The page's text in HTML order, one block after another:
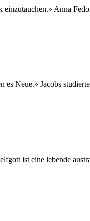
einzutauchen.» Anna
es Neue.» Jacobs
ist eine lebende